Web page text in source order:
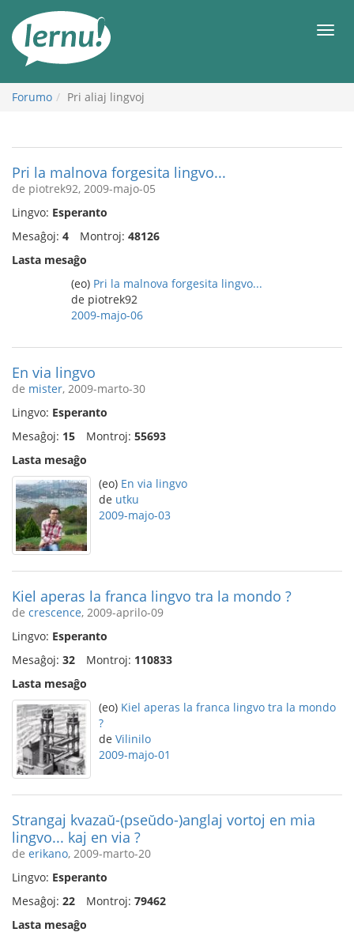
enhavo
Forumo Pri aliaj lingvoj
Pri la malnova forgesita lingvo...
de piotrek92, 2009-majo-05
Lingvo: Esperanto
Mesaĝoj: 4 Montroj: 48126
Lasta mesaĝo
(eo) Pri la malnova forgesita lingvo...
de piotrek92
2009-majo-06
En via lingvo
de mister, 2009-marto-30
Lingvo: Esperanto
Mesaĝoj: 15 Montroj: 55693
Lasta mesaĝo
(eo) En via lingvo
de utku
2009-majo-03
Kiel aperas la franca lingvo tra la mondo ?
de crescence, 2009-aprilo-09
Lingvo: Esperanto
Mesaĝoj: 32 Montroj: 110833
Lasta mesaĝo
(eo) Kiel aperas la franca lingvo tra la mondo
?
de Vilinilo
2009-majo-01
Strangaj kvazaŭ-(pseŭdo-)anglaj vortoj en mia
lingvo... kaj en via ?
de erikano, 2009-marto-20
Lingvo: Esperanto
Mesaĝoj: 22 Montroj: 79462
Lasta mesaĝo